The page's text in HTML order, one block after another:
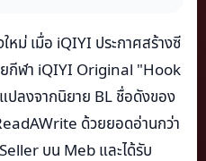
หม่ เมื่อ iQIYI ประกาศสร้างซี
ยกีฬา iQIYI Original "Hook
ลงจากนิยาย BL ชื่อดังของ
ด้วยยอดอ่านกว่า
บน Meb และได้รับ